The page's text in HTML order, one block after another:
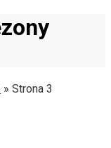
» Strona 3